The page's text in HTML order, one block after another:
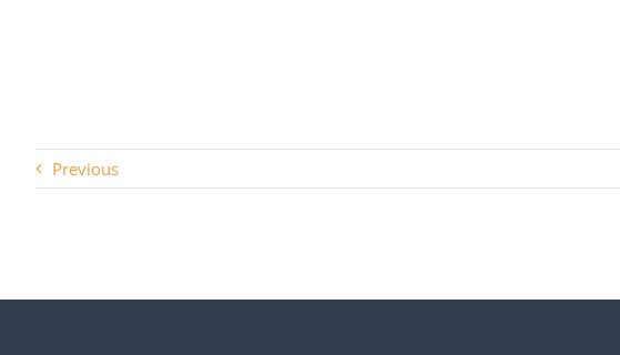
Previous